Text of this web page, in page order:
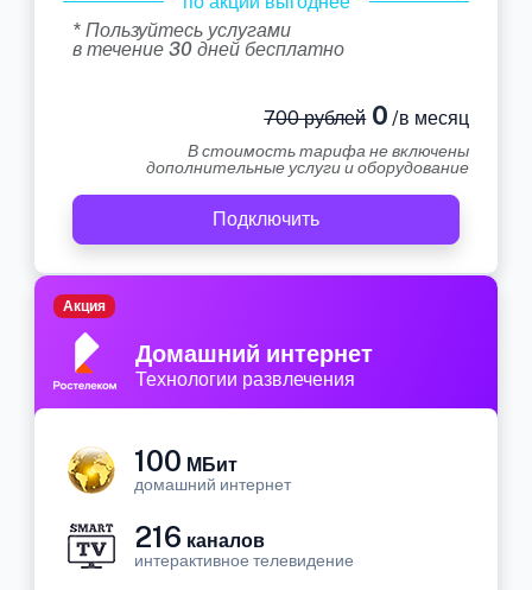
* Пользуйтесь услугами
в течение 30 дней бесплатно
700 рублей0 /в месяц
В стоимость тарифа не включены
дополнительные услуги и оборудование
Подключить
Домашний интернет
Технологии развлечения
Акция
100 МБит
домашний интернет
216 каналов
интерактивное телевидение